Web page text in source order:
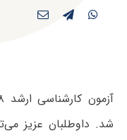
شد. داوطلبان عزیز